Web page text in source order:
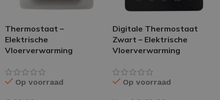
Thermostaat –
Elektrische
Vloerverwarming
Op voorraad
Digitale Thermostaat
Zwart – Elektrische
Vloerverwarming
Op voorraad